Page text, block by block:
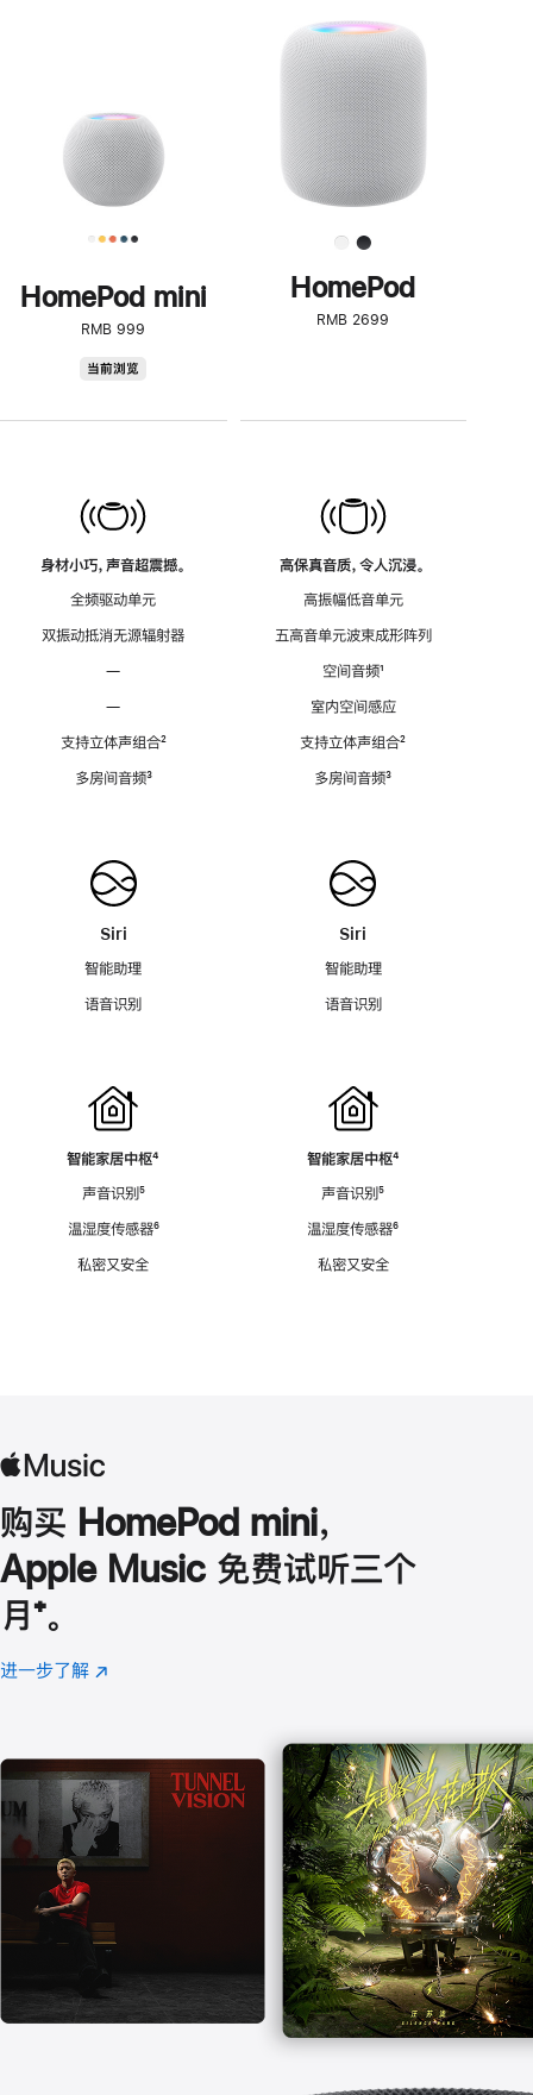
HomePod mini
RMB 999
当前浏览
身材小巧，声音超震撼。
全频驱动单元
双振动抵消无源辐射器
—
—
支持立体声组合脚
²
多房间音频脚
³
Siri
智能助理
语音识别
智能家居中枢脚
⁴
声音识别脚
⁵
温湿度传感器脚
⁶
私密又安全
步
了
解
HomePod<
HomePod
RMB 2699
高保真音质，令人沉浸。
高振幅低音单元
五高音单元波束成形阵列
空间音频脚
¹
室内空间感应
支持立体声组合脚
²
多房间音频脚
³
Siri
智能助理
语音识别
智能家居中枢脚
⁴
声音识别脚
⁵
温湿度传感器脚
⁶
私密又安全
购买 HomePod mini，
Apple Music 免费试听三个
月 脚
注
⁺。
进一步了解 Apple
(在
口
中
打
开)